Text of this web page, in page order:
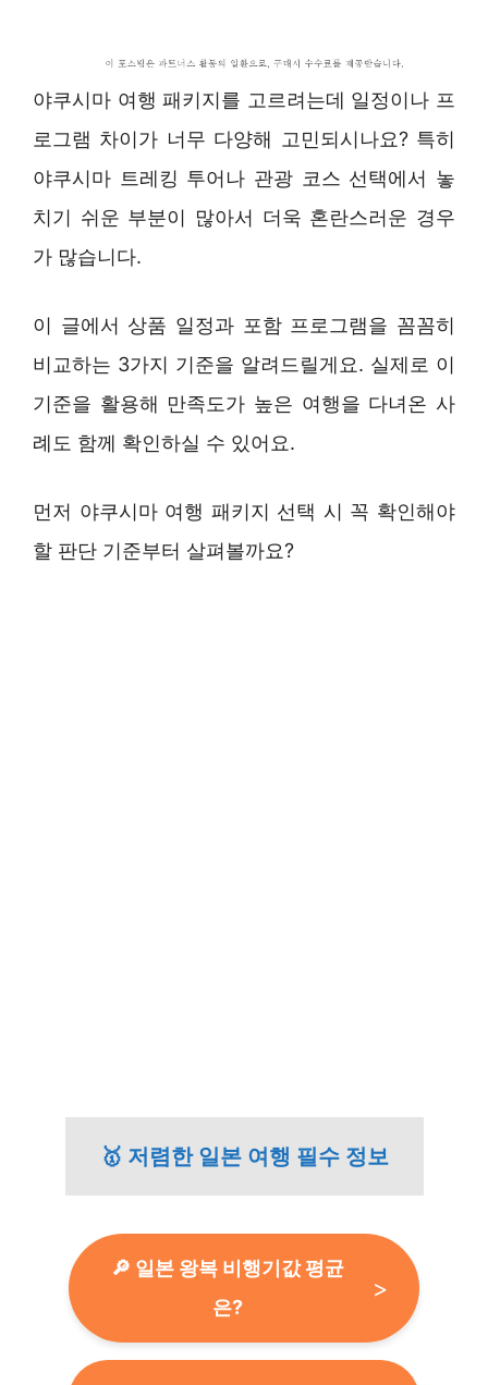
야쿠시마 여행 패키지를 고르려는데 일정이나 프
로그램 차이가 너무 다양해 고민되시나요? 특히
야쿠시마 트레킹 투어나 관광 코스 선택에서 놓
치기 쉬운 부분이 많아서 더욱 혼란스러운 경우
가 많습니다.
이 글에서 상품 일정과 포함 프로그램을 꼼꼼히
비교하는 3가지 기준을 알려드릴게요. 실제로 이
기준을 활용해 만족도가 높은 여행을 다녀온 사
례도 함께 확인하실 수 있어요.
먼저 야쿠시마 여행 패키지 선택 시 꼭 확인해야
할 판단 기준부터 살펴볼까요?
🥇 저렴한 일본 여행 필수 정보
🔎 일본 왕복 비행기값 평균
은?